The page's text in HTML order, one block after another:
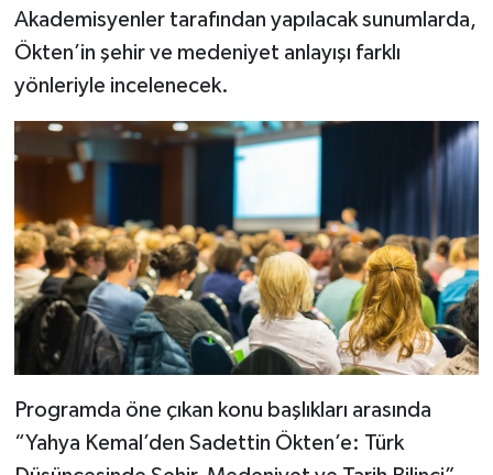
Akademisyenler tarafından yapılacak sunumlarda,
Ökten’in şehir ve medeniyet anlayışı farklı
yönleriyle incelenecek.
Programda öne çıkan konu başlıkları arasında
“Yahya Kemal’den Sadettin Ökten’e: Türk